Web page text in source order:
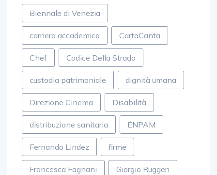
Biennale di Venezia
carriera accademica CartaCanta
Chef Codice Della Strada
custodia patrimoniale dignità umana
Direzione Cinema Disabilità
distribuzione sanitaria ENPAM
Fernando Lindez firme
Francesca Fagnani Giorgio Ruggeri